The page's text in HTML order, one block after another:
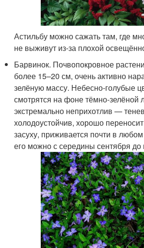
Астильбу можно сажать там, где
не выживут из-за плохой
Барвинок. Почвопокровное
более 15–20 см, очень активно
зелёную массу. Небесно-голубые
смотрятся на фоне тёмно-зелёной
экстремально неприхотлив —
холодоустойчив, хорошо
засуху, приживается почти в
его можно с середины сентября до